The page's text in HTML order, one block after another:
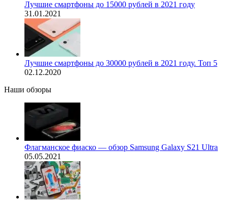
Лучшие смартфоны до 15000 рублей в 2021 году
31.01.2021
Лучшие смартфоны до 30000 рублей в 2021 году. Топ 5
02.12.2020
Наши обзоры
Флагманское фиаско — обзор Samsung Galaxy S21 Ultra
05.05.2021